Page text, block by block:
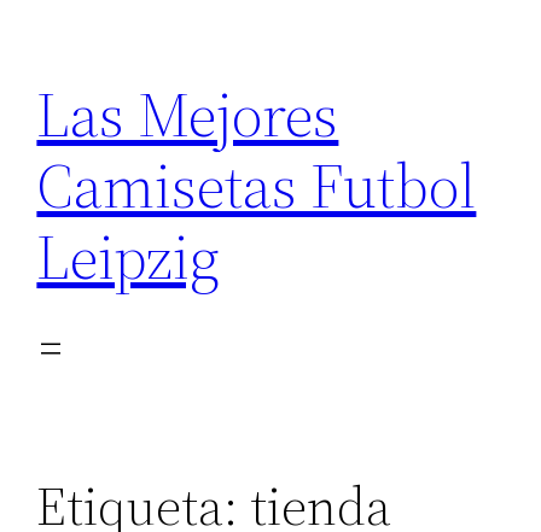
contenido
Las Mejores
Camisetas Futbol
Leipzig
Etiqueta: tienda